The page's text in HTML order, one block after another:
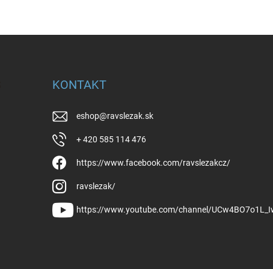
KONTAKT
eshop@ravslezak.sk
+ 420 585 114 476
https://www.facebook.com/ravslezakcz/
ravslezak/
https://www.youtube.com/channel/